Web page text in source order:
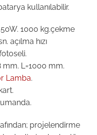
kullanılabilir.
1000 kg.çekme
açılma hızı
mm. L=1000 mm.
Lamba.
projelendirme